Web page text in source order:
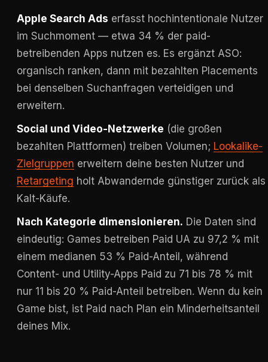
Apple Search Ads erfasst hochintentionale Nutzer
im Suchmoment — etwa 34 % der paid-
betreibenden Apps nutzen es. Es ergänzt ASO:
organisch ranken, dann mit bezahlten Placements
bei denselben Suchanfragen verteidigen und
erweitern.
Social und Video-Netzwerke (die großen
bezahlten Plattformen) treiben Volumen; Lookalike-
Zielgruppen erweitern deine besten Nutzer und
Retargeting holt Abwandernde günstiger zurück als
Kalt-Käufe.
Nach Kategorie dimensionieren. Die Daten sind
eindeutig: Games betreiben Paid UA zu 97,2 % mit
einem medianen 53 % Paid-Anteil, während
Content- und Utility-Apps Paid zu 71 bis 78 % mit
nur 11 bis 20 % Paid-Anteil betreiben. Wenn du kein
Game bist, ist Paid nach Plan ein Minderheitsanteil
deines Mix.